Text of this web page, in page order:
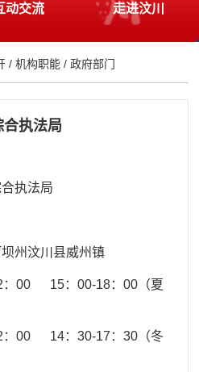
动交流 走进汶川
/机构职能 /政府部门
合执法局
执法局
州汶川县威州镇
：00 15：00-18：00（夏
：30-17：30（冬